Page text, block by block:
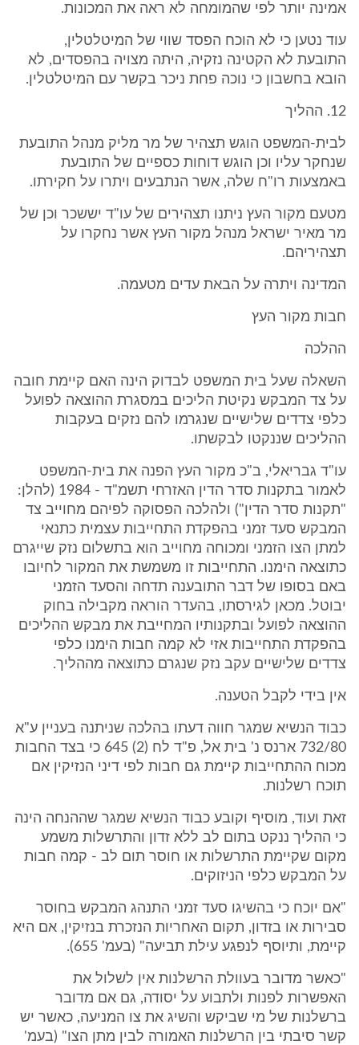
אמינה יותר לפי שהמומחה לא ראה את המכונות.
עוד נטען כי לא הוכח הפסד שווי של המיטלטלין,
התובעת לא הקטינה נזקיה, היתה מצויה בהפסדים, לא
הובא בחשבון כי נוכה פחת ניכר בקשר עם המיטלטלין.
12. ההליך
לבית-המשפט הוגש תצהיר של מר מליק מנהל התובעת
שנחקר עליו וכן הוגש דוחות כספיים של התובעת
באמצעות רו"ח שלה, אשר הנתבעים ויתרו על חקירתו.
מטעם מקור העץ ניתנו תצהירים של עו"ד יששכר וכן של
מר מאיר ישראל מנהל מקור העץ אשר נחקרו על
תצהיריהם.
המדינה ויתרה על הבאת עדים מטעמה.
חבות מקור העץ
ההלכה
השאלה שעל בית המשפט לבדוק הינה האם קיימת חובה
על צד המבקש נקיטת הליכים במסגרת ההוצאה לפועל
כלפי צדדים שלישיים שנגרמו להם נזקים בעקבות
ההליכים שננקטו לבקשתו.
עו"ד גבריאלי, ב"כ מקור העץ הפנה את בית-המשפט
לאמור בתקנות סדר הדין האזרחי תשמ"ד - 1984 (להלן:
"תקנות סדר הדין") ולהלכה הפסוקה לפיהם מחוייב צד
המבקש סעד זמני בהפקדת התחייבות עצמית כתנאי
למתן הצו הזמני ומכוחה מחוייב הוא בתשלום נזק שייגרם
כתוצאה הימנו. התחייבות זו משמשת את המקור לחיובו
באם בסופו של דבר התובענה תדחה והסעד הזמני
יבוטל. מכאן לגירסתו, בהעדר הוראה מקבילה בחוק
ההוצאה לפועל ובתקנותיו המחייבת את מבקש ההליכים
בהפקדת התחייבות אזי לא קמה חבות הימנו כלפי
צדדים שלישיים עקב נזק שנגרם כתוצאה מההליך.
אין בידי לקבל הטענה.
כבוד הנשיא שמגר חווה דעתו בהלכה שניתנה בעניין ע"א
732/80 ארנס נ' בית אל, פ"ד לח (2) 645 כי בצד החבות
מכוח ההתחייבות קיימת גם חבות לפי דיני הנזיקין אם
תוכח רשלנות.
זאת ועוד, מוסיף וקובע כבוד הנשיא שמגר שההנחה הינה
כי ההליך ננקט בתום לב ללא זדון והתרשלות משמע
מקום שקיימת התרשלות או חוסר תום לב - קמה חבות
על המבקש כלפי הניזוקים.
"אם יוכח כי בהשיגו סעד זמני התנהג המבקש בחוסר
סבירות או בזדון, תקום האחריות הנזכרת בנזיקין, אם היא
קיימת, ותיוסף לנפגע עילת תביעה" (בעמ' 655).
"כאשר מדובר בעוולת הרשלנות אין לשלול את
האפשרות לפנות ולתבוע על יסודה, גם אם מדובר
ברשלנות של מי שביקש והשיג את צו המניעה, כאשר יש
קשר סיבתי בין הרשלנות האמורה לבין מתן הצו" (בעמ'